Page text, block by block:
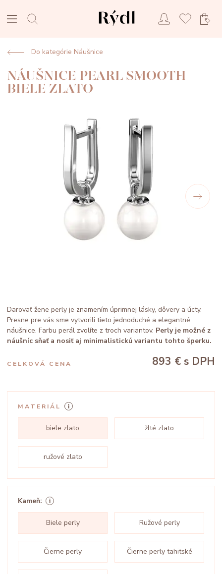
Do kategórie Náušnice
NÁUŠNICE PEARL SMOOTH
BIELE ZLATO
Darovať žene perly je znamením úprimnej lásky, dôvery a úcty.
Presne pre vás sme vytvorili tieto jednoduché a elegantné
náušnice. Farbu perál zvolíte z troch variantov. Perly je možné z
náušníc sňať a nosiť aj minimalistickú variantu tohto šperku.
CELKOVÁ CENA 893 € s DPH
MATERIÁL
biele zlato žlté zlato
ružové zlato
Kameň:
Biele perly Ružové perly
Čierne perly Čierne perly tahitské